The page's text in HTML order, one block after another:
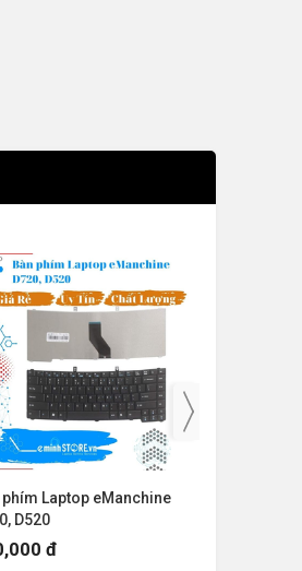
phím Laptop eManchine
D520
đ